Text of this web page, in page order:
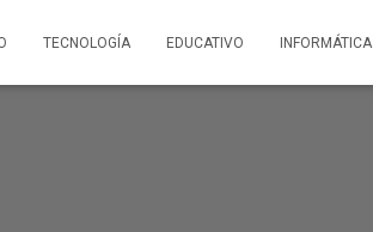
TECNOLOGÍA EDUCATIVO INFORMÁTICA